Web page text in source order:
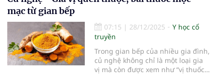
mạc từ gian bếp
07:15 | 28/12/2025
Y học cổ
truyền
Trong gian bếp của nhiều gia đình,
củ nghệ không chỉ là một loại gia
vị mà còn được xem như “vị thuốc”